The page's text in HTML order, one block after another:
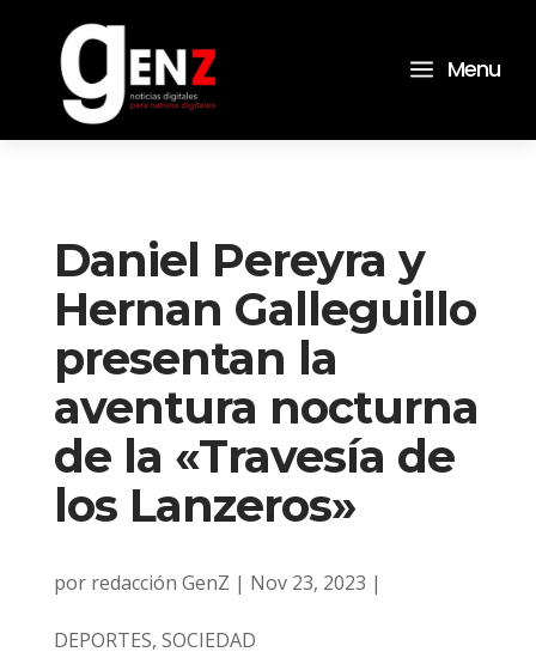
a Menu
Daniel Pereyra y
Hernan Galleguillo
presentan la
aventura nocturna
de la «Travesía de
los Lanzeros»
por redacción GenZ | Nov 23, 2023 |
DEPORTES, SOCIEDAD